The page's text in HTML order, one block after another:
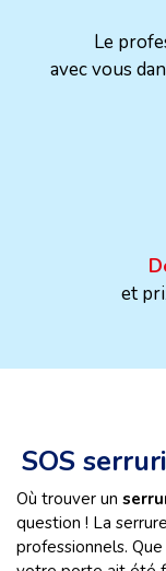
Le
avec vous
et
SOS
Où trouver un
question ! La
professionnels.